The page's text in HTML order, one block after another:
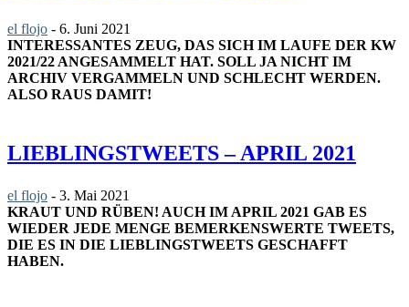
el flojo - 6. Juni 2021
INTERESSANTES ZEUG, DAS SICH IM LAUFE DER KW
2021/22 ANGESAMMELT HAT. SOLL JA NICHT IM
ARCHIV VERGAMMELN UND SCHLECHT WERDEN.
ALSO RAUS DAMIT!
LIEBLINGSTWEETS – APRIL 2021
el flojo - 3. Mai 2021
KRAUT UND RÜBEN! AUCH IM APRIL 2021 GAB ES
WIEDER JEDE MENGE BEMERKENSWERTE TWEETS,
DIE ES IN DIE LIEBLINGSTWEETS GESCHAFFT
HABEN.